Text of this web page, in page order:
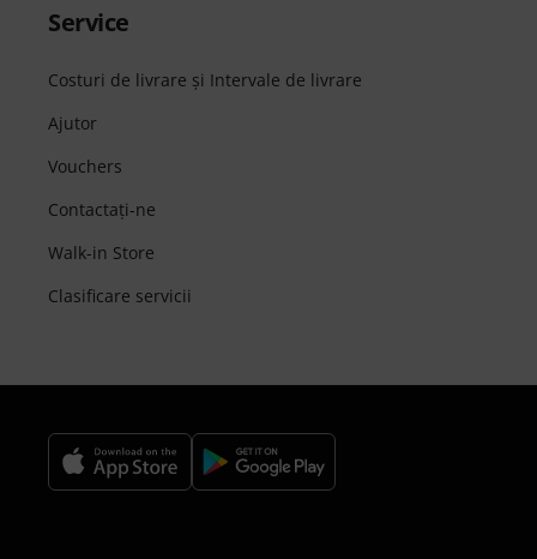
Service
Costuri de livrare şi Intervale de livrare
Ajutor
Vouchers
Contactaţi-ne
Walk-in Store
Clasificare servicii